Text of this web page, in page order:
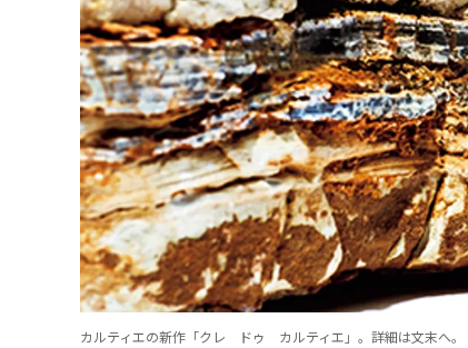
カルティエの新作「クレ ドゥ カルティエ」。詳細は文末へ。